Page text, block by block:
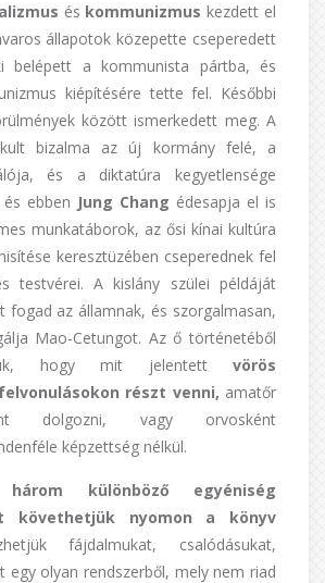
és kommunizmuskezdett el
állapotok közepette cseperedett
belépett a kommunista pártba, és
kiépítésére tette fel. Későbbi
között ismerkedett meg. A
bizalma az új kormány felé, a
és a diktatúra kegyetlensége
ebben Jung Chang édesapja el is
munkatáborok, az ősi kínai kultúra
keresztüzében cseperednek fel
testvérei. A kislány szülei példáját
fogad az államnak, és szorgalmasan,
Mao-Cetungot. Az ő történetéből
hogy mit jelentett vörös
részt venni, amatőr
dolgozni, vagy orvosként
képzettség nélkül.
különböző egyéniség
követhetjük nyomon a könyv
fájdalmukat, csalódásukat,
egy olyan rendszerből, mely nem riad